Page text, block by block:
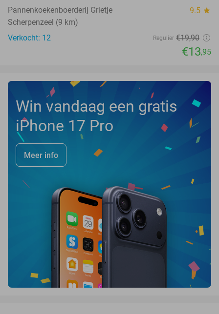
Pannenkoekenboerderij Grietje 9.5 star
Scherpenzeel (9 km)
Verkocht: 12
Regulier €19,90
€13,95
Win vandaag een gratis
iPhone 17 Pro
Meer info